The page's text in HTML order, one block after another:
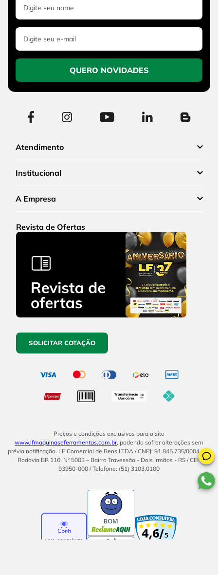
QUERO NOVIDADES
Atendimento
Institucional
A Empresa
Revista de Ofertas
SOLICITAR COTAÇÃO
Preços e condições exclusivos para o site
www.lfmaquinaseferramentas.com.br, podendo sofrer alterações sem
prévia notificação. LF Comercial de Bens LTDA / CNPJ: 91.845.735/0004-14.
Rodovia BR 116, Nº 5003 – Bairro Travessão - Dois Irmãos - RS / CEP
93950-000 / Telefone: (51) 3103.0100
BOM